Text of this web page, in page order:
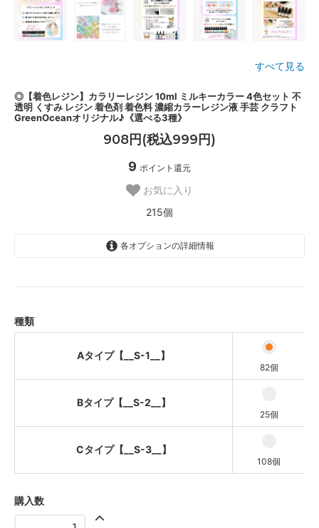
すべて見る
◎【着色レジン】カラリーレジン 10ml ミルキーカラー 4色セット 不
透明 くすみ レジン 着色剤 着色料 濃縮カラーレジン液 手芸 クラフト
GreenOceanオリジナル♪《選べる3種》
908円(税込999円)
9 ポイント還元
お気に入り
215個
各オプションの詳細情報
種類
Aタイプ【__S-1__】
82個
Bタイプ【__S-2__】
25個
Cタイプ【__S-3__】
108個
購入数